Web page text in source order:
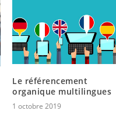
Le référencement
organique multilingues
1 octobre 2019